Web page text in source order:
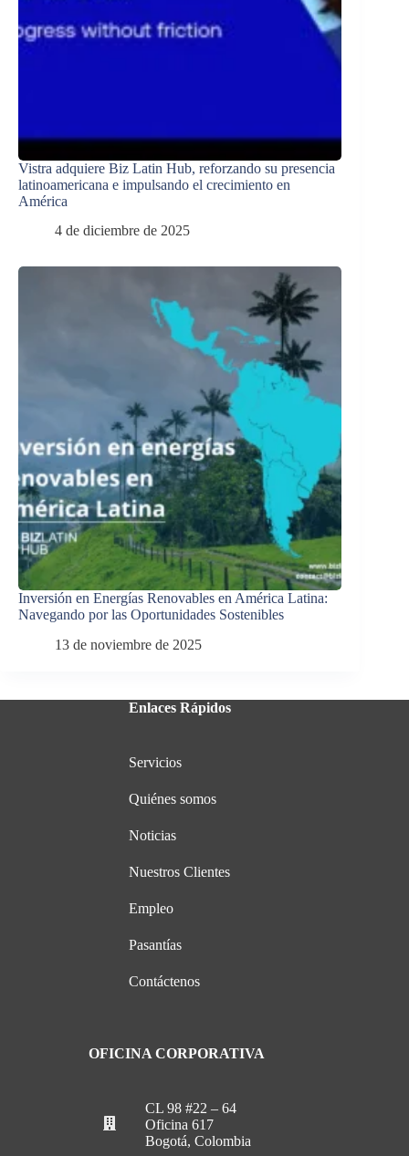
Vistra adquiere Biz Latin Hub, reforzando su presencia
latinoamericana e impulsando el crecimiento en
América
4 de diciembre de 2025
Inversión en Energías Renovables en América Latina:
Navegando por las Oportunidades Sostenibles
13 de noviembre de 2025
Enlaces Rápidos
Servicios
Quiénes somos
Noticias
Nuestros Clientes
Empleo
Pasantías
Contáctenos
OFICINA CORPORATIVA
CL 98 #22 – 64
Oficina 617
Bogotá, Colombia